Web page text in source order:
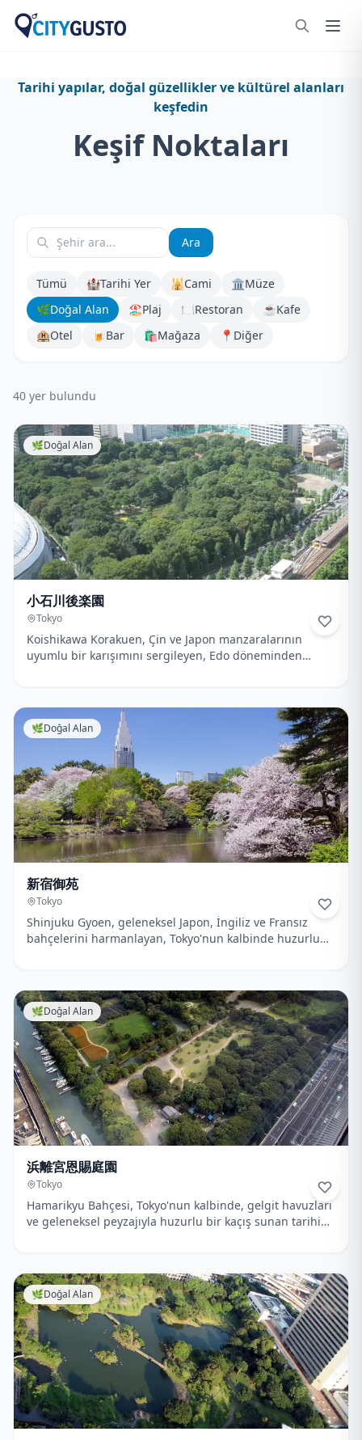
Tarihi yapılar, doğal güzellikler ve kültürel alanları
keşfedin
Keşif Noktaları
Ara
Tümü 🏰Tarihi Yer 🕌Cami 🏛️Müze
🌿Doğal Alan 🏖️Plaj 🍽️Restoran ☕Kafe
🏨Otel 🍺Bar 🛍️Mağaza 📍 Diğer
40 yer bulundu
🌿Doğal Alan
小石川後楽園
Tokyo
Koishikawa Korakuen, Çin ve Japon manzaralarının
uyumlu bir karışımını sergileyen, Edo döneminden
🌿Doğal Alan
新宿御苑
Tokyo
Shinjuku Gyoen, geleneksel Japon, İngiliz ve Fransız
bahçelerini harmanlayan, Tokyo'nun kalbinde huzurlu
🌿Doğal Alan
浜離宮恩賜庭園
Tokyo
Hamarikyu Bahçesi, Tokyo'nun kalbinde, gelgit havuzları
ve geleneksel peyzajıyla huzurlu bir kaçış sunan tarihi
🌿Doğal Alan